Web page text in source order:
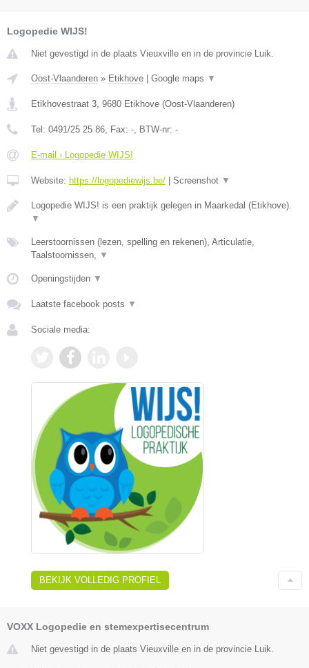
Logopedie WIJS!
Niet gevestigd in de plaats Vieuxville en in de provincie Luik.
Oost-Vlaanderen » Etikhove Google maps ▼
Etikhovestraat 3, 9680 Etikhove (Oost-Vlaanderen)
Tel: 0491/25 25 86, Fax: -, BTW-nr: -
E-mail › Logopedie WIJS!
Website: https://logopediewijs.be/ Screenshot ▼
Logopedie WIJS! is een praktijk gelegen in Maarkedal (Etikhove).
▼
Leerstoornissen (lezen, spelling en rekenen), Articulatie,
Taalstoornissen, ▼
Openingstijden ▼
Laatste facebook posts ▼
Sociale media:
BEKIJK VOLLEDIG PROFIEL
VOXX Logopedie en stemexpertisecentrum
Niet gevestigd in de plaats Vieuxville en in de provincie Luik.